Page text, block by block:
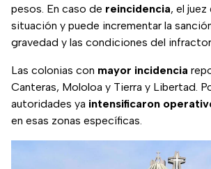
pesos. En caso de reincidencia, el
situación y puede incrementar la
gravedad y las condiciones del
Las colonias con mayor incidencia
Canteras, Mololoa y Tierra y Libertad.
autoridades ya intensificaron
en esas zonas específicas.